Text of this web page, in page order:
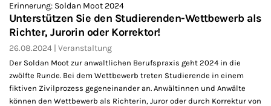
Erinnerung: Soldan Moot 2024
Unterstützen Sie den Studierenden-Wettbewerb als
Richter, Jurorin oder Korrektor!
26.08.2024 Veranstaltung
Der Soldan Moot zur anwaltlichen Berufspraxis geht 2024 in die
zwölfte Runde. Bei dem Wettbewerb treten Studierende in einem
fiktiven Zivilprozess gegeneinander an. Anwältinnen und Anwälte
können den Wettbewerb als Richterin, Juror oder durch Korrektur von